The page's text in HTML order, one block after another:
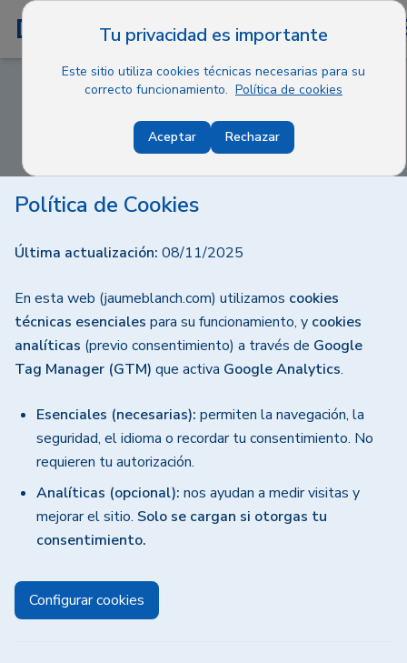
Dr. Blanch
Política de Cookies
Política de Cookies
Última actualización: 08/11/2025
En esta web (jaumeblanch.com) utilizamos cookies
técnicas esenciales para su funcionamiento, y cookies
analíticas (previo consentimiento) a través de Google
Tag Manager (GTM) que activa Google Analytics.
Esenciales (necesarias): permiten la navegación, la
seguridad, el idioma o recordar tu consentimiento. No
requieren tu autorización.
Analíticas (opcional): nos ayudan a medir visitas y
mejorar el sitio. Solo se cargan si otorgas tu
consentimiento.
Configurar cookies
Tu privacidad es importante
Este sitio utiliza cookies técnicas necesarias para su
correcto funcionamiento. Política de cookies
Aceptar Rechazar